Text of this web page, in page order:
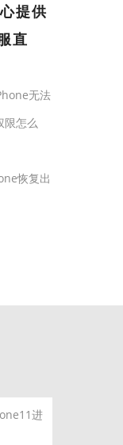
提供
直
无法
限怎么
恢复出